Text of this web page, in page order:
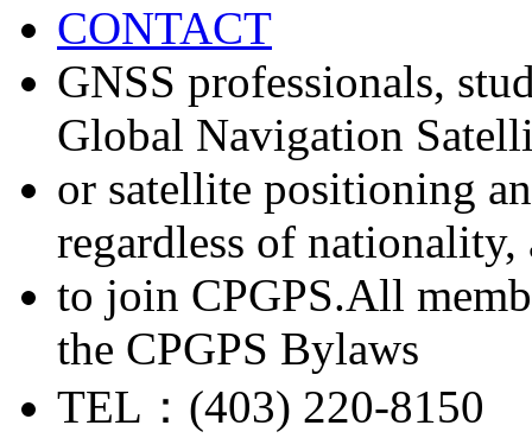
CONTACT
GNSS professionals,
Global Navigation
or satellite positioning
regardless of nationality,
to join CPGPS.All
the CPGPS Bylaws
TEL：(403) 220-8150